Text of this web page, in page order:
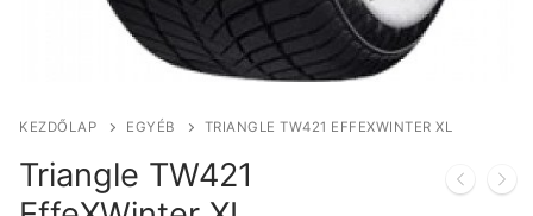
KEZDŐLAP EGYÉB TRIANGLE TW421 EFFEXWINTER XL
Triangle TW421